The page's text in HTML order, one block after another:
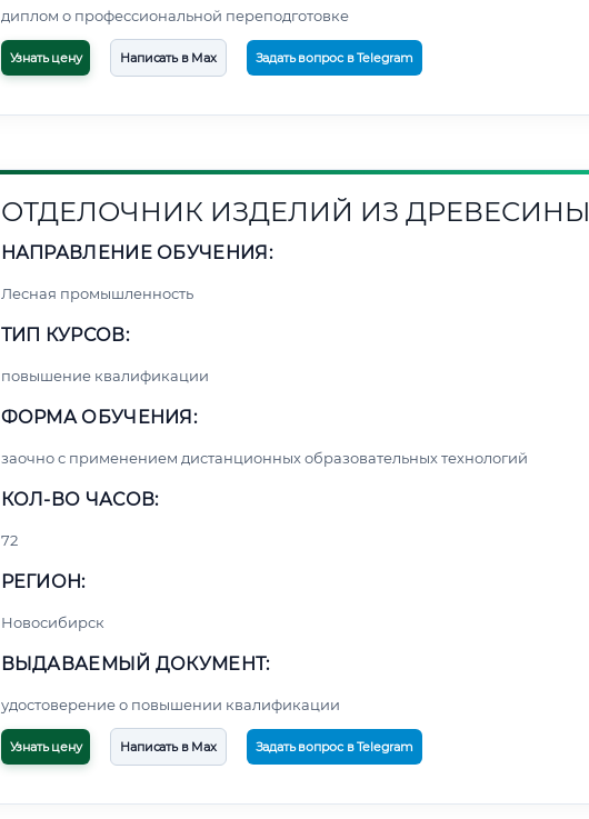
диплом о профессиональной переподготовке
Узнать цену Написать в Max Задать вопрос в Telegram
ОТДЕЛОЧНИК ИЗДЕЛИЙ ИЗ ДРЕВЕСИНЫ
НАПРАВЛЕНИЕ ОБУЧЕНИЯ:
Лесная промышленность
ТИП КУРСОВ:
повышение квалификации
ФОРМА ОБУЧЕНИЯ:
заочно с применением дистанционных образовательных технологий
КОЛ-ВО ЧАСОВ:
72
РЕГИОН:
Новосибирск
ВЫДАВАЕМЫЙ ДОКУМЕНТ:
удостоверение о повышении квалификации
Узнать цену Написать в Max Задать вопрос в Telegram